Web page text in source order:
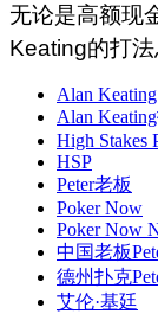
无论是高额现
Keating的打法
Alan Keating
Alan
High Stakes
HSP
Peter老板
Poker Now
Poker Now
中国老板
德州扑克
艾伦·基廷